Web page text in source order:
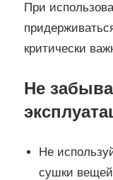
При
критически
Не
Не
сушки